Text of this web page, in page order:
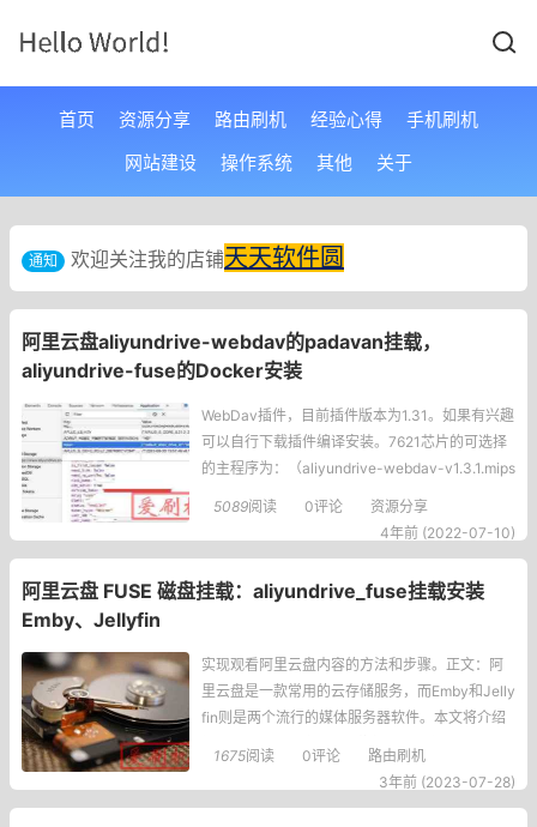
首页 资源分享 路由刷机 经验心得
手机刷机
网站建设
操作系统 其他 关于
通知 欢迎关注我的店铺天天软件圆
阿里云盘aliyundrive-webdav的padavan挂载，
aliyundrive-fuse的Docker安装
WebDav插件，目前插件版本为1.31。如果有兴趣
可以自行下载插件编译安装。7621芯片的可选择
的主程序为：（aliyundrive-webdav-v1.3.1.mips
el-unknown-linux-musl.tar.gz）。插件1.31版4
月1号更新。基本上4月1以前编译的固件，即使带
置
5089阅读 0评论
资源分享
4年前 (2022-07-10)
阿里云盘 FUSE 磁盘挂载：aliyundrive_fuse挂载安装
Emby、Jellyfin
实现观看阿里云盘内容的方法和步骤。正文：阿
里云盘是一款常用的云存储服务，而Emby和Jelly
fin则是两个流行的媒体服务器软件。本文将介绍
如何通过阿里云盘FUSE磁盘挂载的方式，配合E
mby或者Jellyfin观看阿里云盘中的内容。阿里云
1675阅读 0评论
路由刷机
3年前 (2023-07-28)